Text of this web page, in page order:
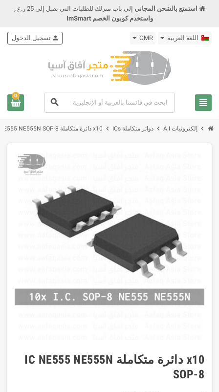
استمتع بالشحن المجاني إلى باب منزلك للطلبات التي تصل إلى 25 ر.ع
,
واستخدم كوبون الخصم ImSmart
اللغة العربية OMR
view_headline
search
person تسجيل الدخول
0
chevron_right إلكترونيات A.I chevron_right دوائر متكاملة ICs chevron_right x10 دائرة متكاملة IC NE555 NE555N SOP-8
x10 دائرة متكاملة IC NE555 NE555N
SOP-8